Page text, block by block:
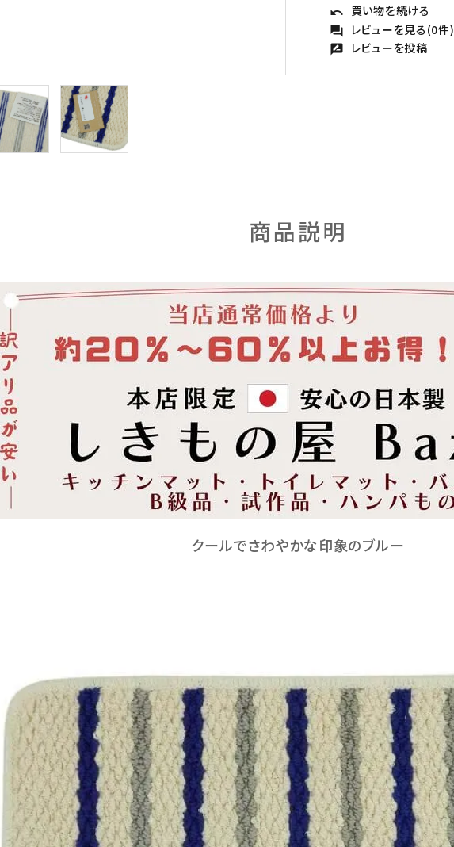
undo 買い物を続ける
forum レビューを見る(0件)
rate_review レビューを投稿
商品説明
クールでさわやかな印象のブルー